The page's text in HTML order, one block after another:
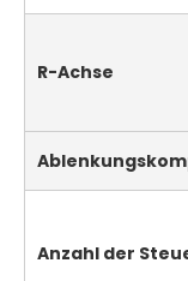
R-Achse
Anzahl der